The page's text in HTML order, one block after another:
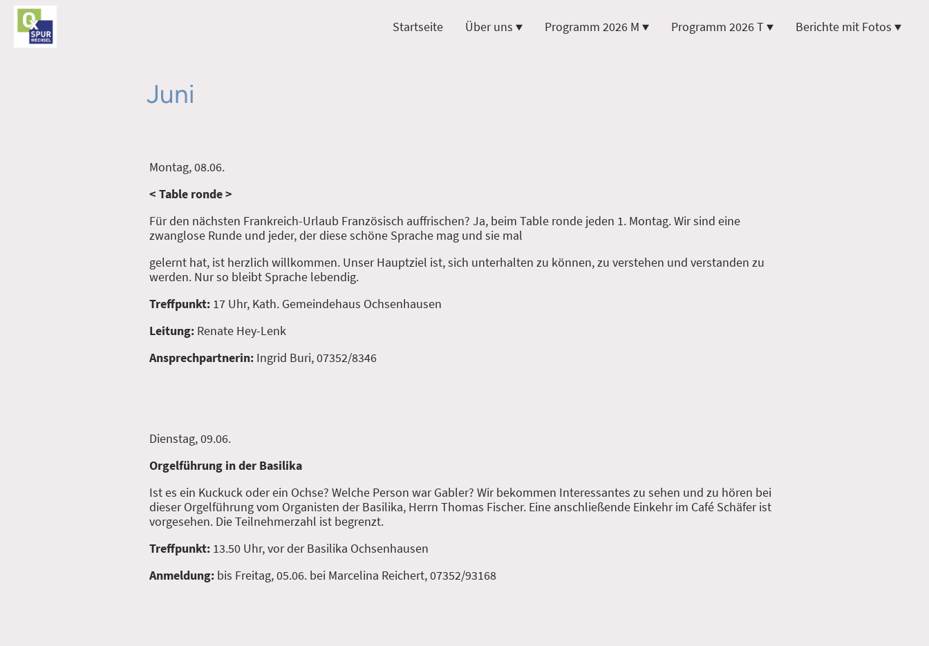
Startseite Über uns Programm 2026 M Programm 2026 T Berichte mit Fotos
Juni
Montag, 08.06.
< Table ronde >
Für den nächsten Frankreich-Urlaub Französisch auffrischen? Ja, beim Table ronde jeden 1. Montag. Wir sind eine
zwanglose Runde und jeder, der diese schöne Sprache mag und sie mal
gelernt hat, ist herzlich willkommen. Unser Hauptziel ist, sich unterhalten zu können, zu verstehen und verstanden zu
werden. Nur so bleibt Sprache lebendig.
Treffpunkt: 17 Uhr, Kath. Gemeindehaus Ochsenhausen
Leitung: Renate Hey-Lenk
Ansprechpartnerin: Ingrid Buri, 07352/8346
Dienstag, 09.06.
Orgelführung in der Basilika
Ist es ein Kuckuck oder ein Ochse? Welche Person war Gabler? Wir bekommen Interessantes zu sehen und zu hören bei
dieser Orgelführung vom Organisten der Basilika, Herrn Thomas Fischer. Eine anschließende Einkehr im Café Schäfer ist
vorgesehen. Die Teilnehmerzahl ist begrenzt.
Treffpunkt: 13.50 Uhr, vor der Basilika Ochsenhausen
Anmeldung: bis Freitag, 05.06. bei Marcelina Reichert, 07352/93168